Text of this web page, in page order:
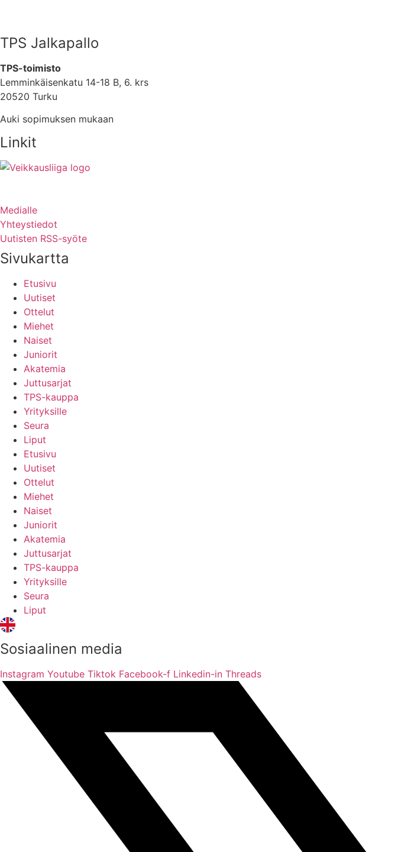
TPS Jalkapallo
TPS-toimisto
Lemminkäisenkatu 14-18 B, 6. krs
20520 Turku
Auki sopimuksen mukaan
Linkit
Medialle
Yhteystiedot
Uutisten RSS-syöte
Sivukartta
Etusivu
Uutiset
Ottelut
Miehet
Naiset
Juniorit
Akatemia
Juttusarjat
TPS-kauppa
Yrityksille
Seura
Liput
Etusivu
Uutiset
Ottelut
Miehet
Naiset
Juniorit
Akatemia
Juttusarjat
TPS-kauppa
Yrityksille
Seura
Liput
Sosiaalinen media
Instagram Youtube Tiktok Facebook-f Linkedin-in Threads